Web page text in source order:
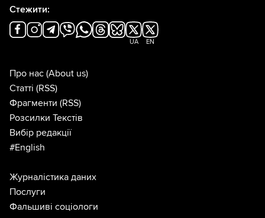
Стежити:
UA EN
Про нас (About us)
Статті (RSS)
Фрагменти (RSS)
Розсилки Текстів
Вибір редакції
#English
Журналістика даних
Послуги
Фальшиві соціологи